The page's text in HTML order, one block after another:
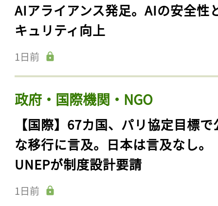
AIアライアンス発足。AIの安全性
キュリティ向上
1日前
政府・国際機関・NGO
【国際】67カ国、パリ協定目標で
な移行に言及。日本は言及なし。
UNEPが制度設計要請
1日前